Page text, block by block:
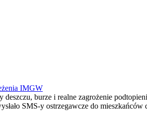
IMGW
deszczu, burze i realne zagrożenie
SMS-y ostrzegawcze do